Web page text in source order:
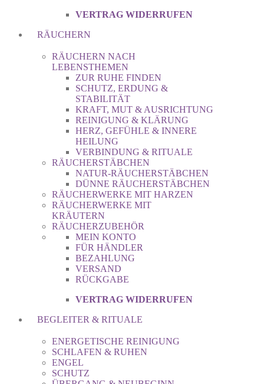
VERTRAG WIDERRUFEN
RÄUCHERN
RÄUCHERN NACH
LEBENSTHEMEN
ZUR RUHE FINDEN
SCHUTZ, ERDUNG &
STABILITÄT
KRAFT, MUT & AUSRICHTUNG
REINIGUNG & KLÄRUNG
HERZ, GEFÜHLE & INNERE
HEILUNG
VERBINDUNG & RITUALE
RÄUCHERSTÄBCHEN
NATUR-RÄUCHERSTÄBCHEN
DÜNNE RÄUCHERSTÄBCHEN
RÄUCHERWERKE MIT HARZEN
RÄUCHERWERKE MIT
KRÄUTERN
RÄUCHERZUBEHÖR
MEIN KONTO
FÜR HÄNDLER
BEZAHLUNG
VERSAND
RÜCKGABE
VERTRAG WIDERRUFEN
BEGLEITER & RITUALE
ENERGETISCHE REINIGUNG
SCHLAFEN & RUHEN
ENGEL
SCHUTZ